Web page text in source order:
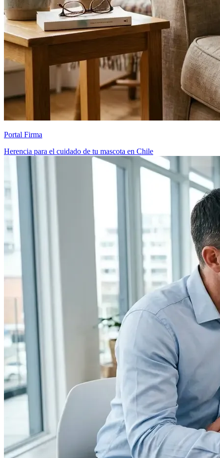
Portal Firma
Herencia para el cuidado de tu mascota en Chile